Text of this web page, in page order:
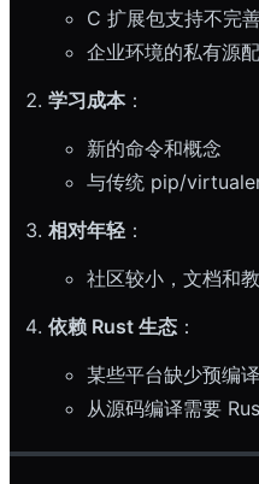
C 扩展包支持不完
企业环境的私有源
学习成本：
新的命令和概念
与传统 pip/
相对年轻 ：
社区较小，文档和
依赖 Rust 生态 ：
某些平台缺少预编
从源码编译需要